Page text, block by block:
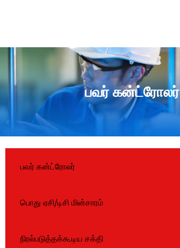
பவர் கன்ட்ரோலர்
பவர் கன்ட்ரோலர்
பொது ஏசி/டிசி மின்சாரம்
நிரல்படுத்தக்கூடிய சக்தி